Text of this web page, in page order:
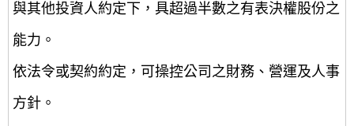
與其他投資人約定下，具超過半數之有表決權股份之
能力。
依法令或契約約定，可操控公司之財務、營運及人事
方針。